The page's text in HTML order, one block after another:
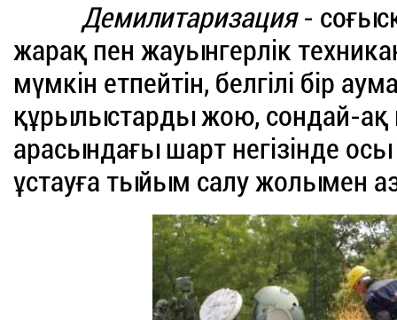
Демилитаризация-
жарақ пен жауынгерлік
мүмкін етпейтін, белгілі бір
құрылыстарды жою, сондай-ақ
арасындағы шарт негізінде
ұстауға тыйым салу жолымен